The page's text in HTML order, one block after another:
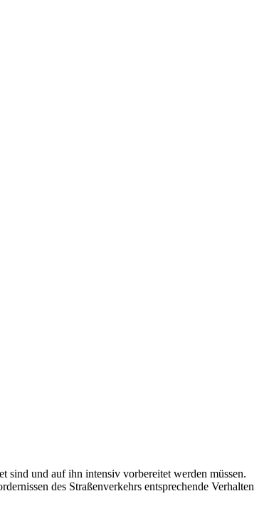
sind und auf ihn intensiv vorbereitet werden müssen.
des Straßenverkehrs entsprechende Verhalten